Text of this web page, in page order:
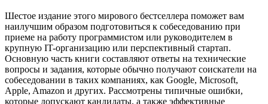
Шестое издание этого мирового бестселлера поможет вам
наилучшим образом подготовиться к собеседованию при
приеме на работу программистом или руководителем в
крупную IT-организацию или перспективный стартап.
Основную часть книги составляют ответы на технические
вопросы и задания, которые обычно получают соискатели на
собеседовании в таких компаниях, как Google, Microsoft,
Apple, Amazon и других. Рассмотрены типичные ошибки,
которые допускают кандидаты, а также эффективные